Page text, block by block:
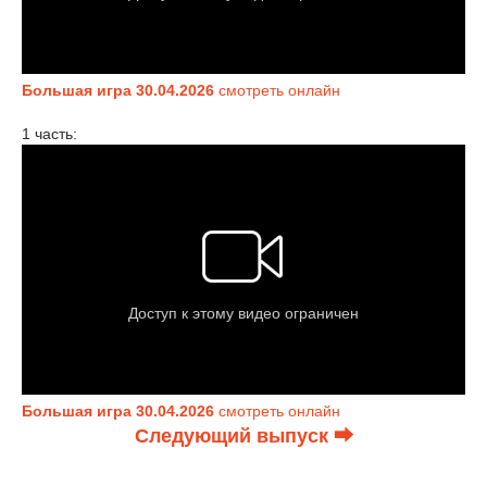
Большая игра 30.04.2026 смотреть онлайн
1 часть:
Большая игра 30.04.2026 смотреть онлайн
Следующий выпуск ⮕